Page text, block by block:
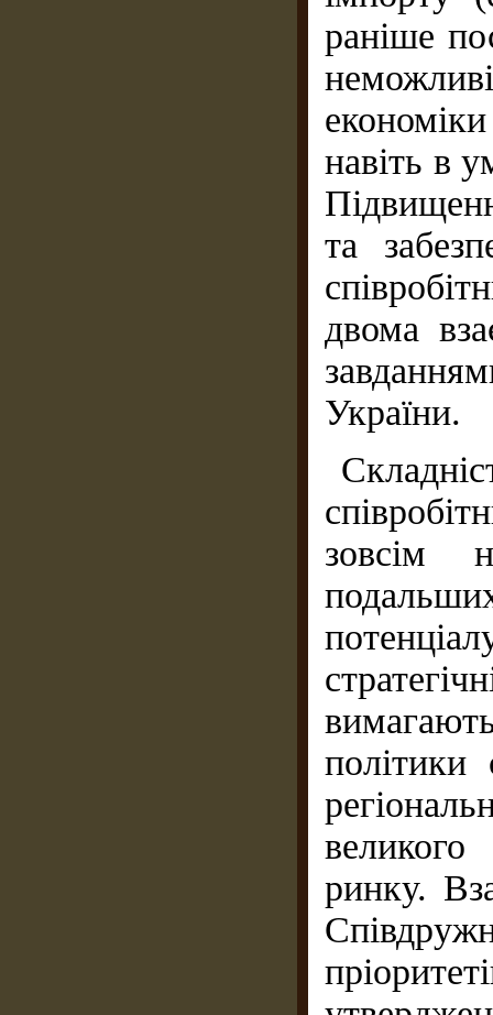
раніше
навіть в
та
двома
України.
зовсім
політики
ринку.